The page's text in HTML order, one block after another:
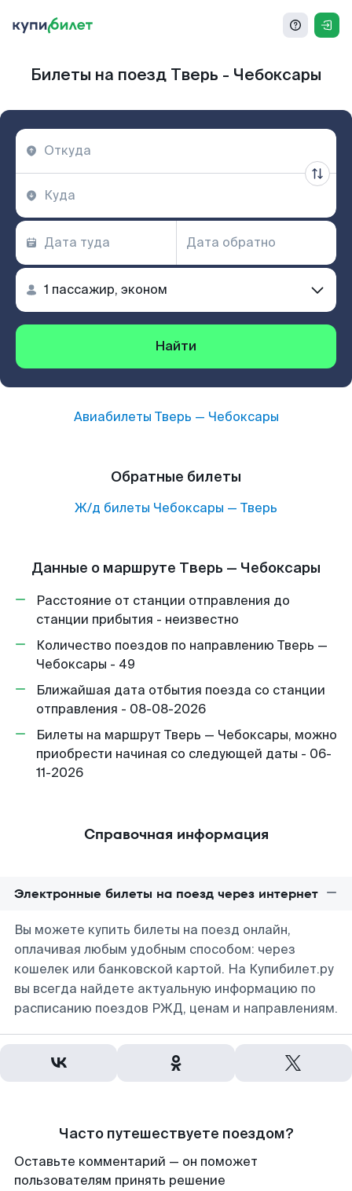
Билеты на поезд Тверь - Чебоксары
Найти
Авиабилеты Тверь — Чебоксары
Обратные билеты
Ж/д билеты Чебоксары — Тверь
Данные о маршруте Тверь — Чебоксары
Расстояние от станции отправления до
станции прибытия - неизвестно
Количество поездов по направлению Тверь —
Чебоксары - 49
Ближайшая дата отбытия поезда со станции
отправления - 08-08-2026
Билеты на маршрут Тверь — Чебоксары, можно
приобрести начиная со следующей даты - 06-
11-2026
Справочная информация
Электронные билеты на поезд через интернет
Вы можете купить билеты на поезд онлайн,
оплачивая любым удобным способом: через
кошелек или банковской картой. На Купибилет.ру
вы всегда найдете актуальную информацию по
расписанию поездов РЖД, ценам и направлениям.
Часто путешествуете поездом?
Оставьте комментарий — он поможет
пользователям принять решение